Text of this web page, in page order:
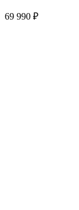
69 990 ₽